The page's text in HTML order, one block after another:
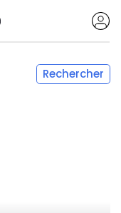
Rechercher